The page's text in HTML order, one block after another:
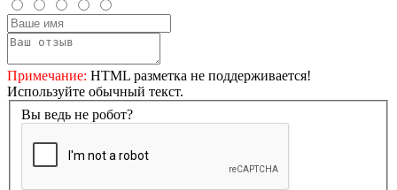
Примечание: HTML разметка не поддерживается!
Используйте обычный текст.
Вы ведь не робот?